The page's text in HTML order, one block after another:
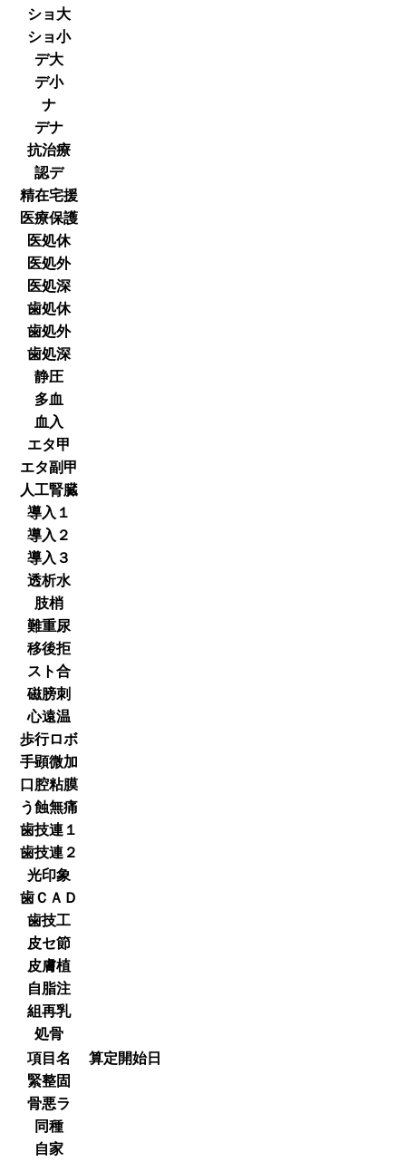
ショ大
ショ小
デ大
デ小
ナ
デナ
抗治療
認デ
精在宅援
医療保護
医処休
医処外
医処深
歯処休
歯処外
歯処深
静圧
多血
血入
エタ甲
エタ副甲
人工腎臓
導入１
導入２
導入３
透析水
肢梢
難重尿
移後拒
スト合
磁膀刺
心遠温
歩行ロボ
手顕微加
口腔粘膜
う蝕無痛
歯技連１
歯技連２
光印象
歯ＣＡＤ
歯技工
皮セ節
皮膚植
自脂注
組再乳
処骨
項目名
算定開始日
緊整固
骨悪ラ
同種
自家